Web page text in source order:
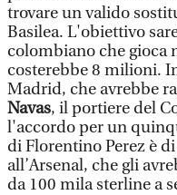
trovare un valido
Basilea. L'obiettivo
colombiano che gioca
costerebbe 8 milioni.
Madrid, che avrebbe
Navas, il portiere del
l'accordo per un
di Florentino Perez è
all’Arsenal, che gli
da 100 mila sterline a